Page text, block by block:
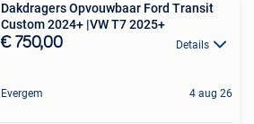
Dakdragers Opvouwbaar Ford Transit
Custom 2024+ |VW T7 2025+
€ 750,00 Details
Evergem 4 aug 26